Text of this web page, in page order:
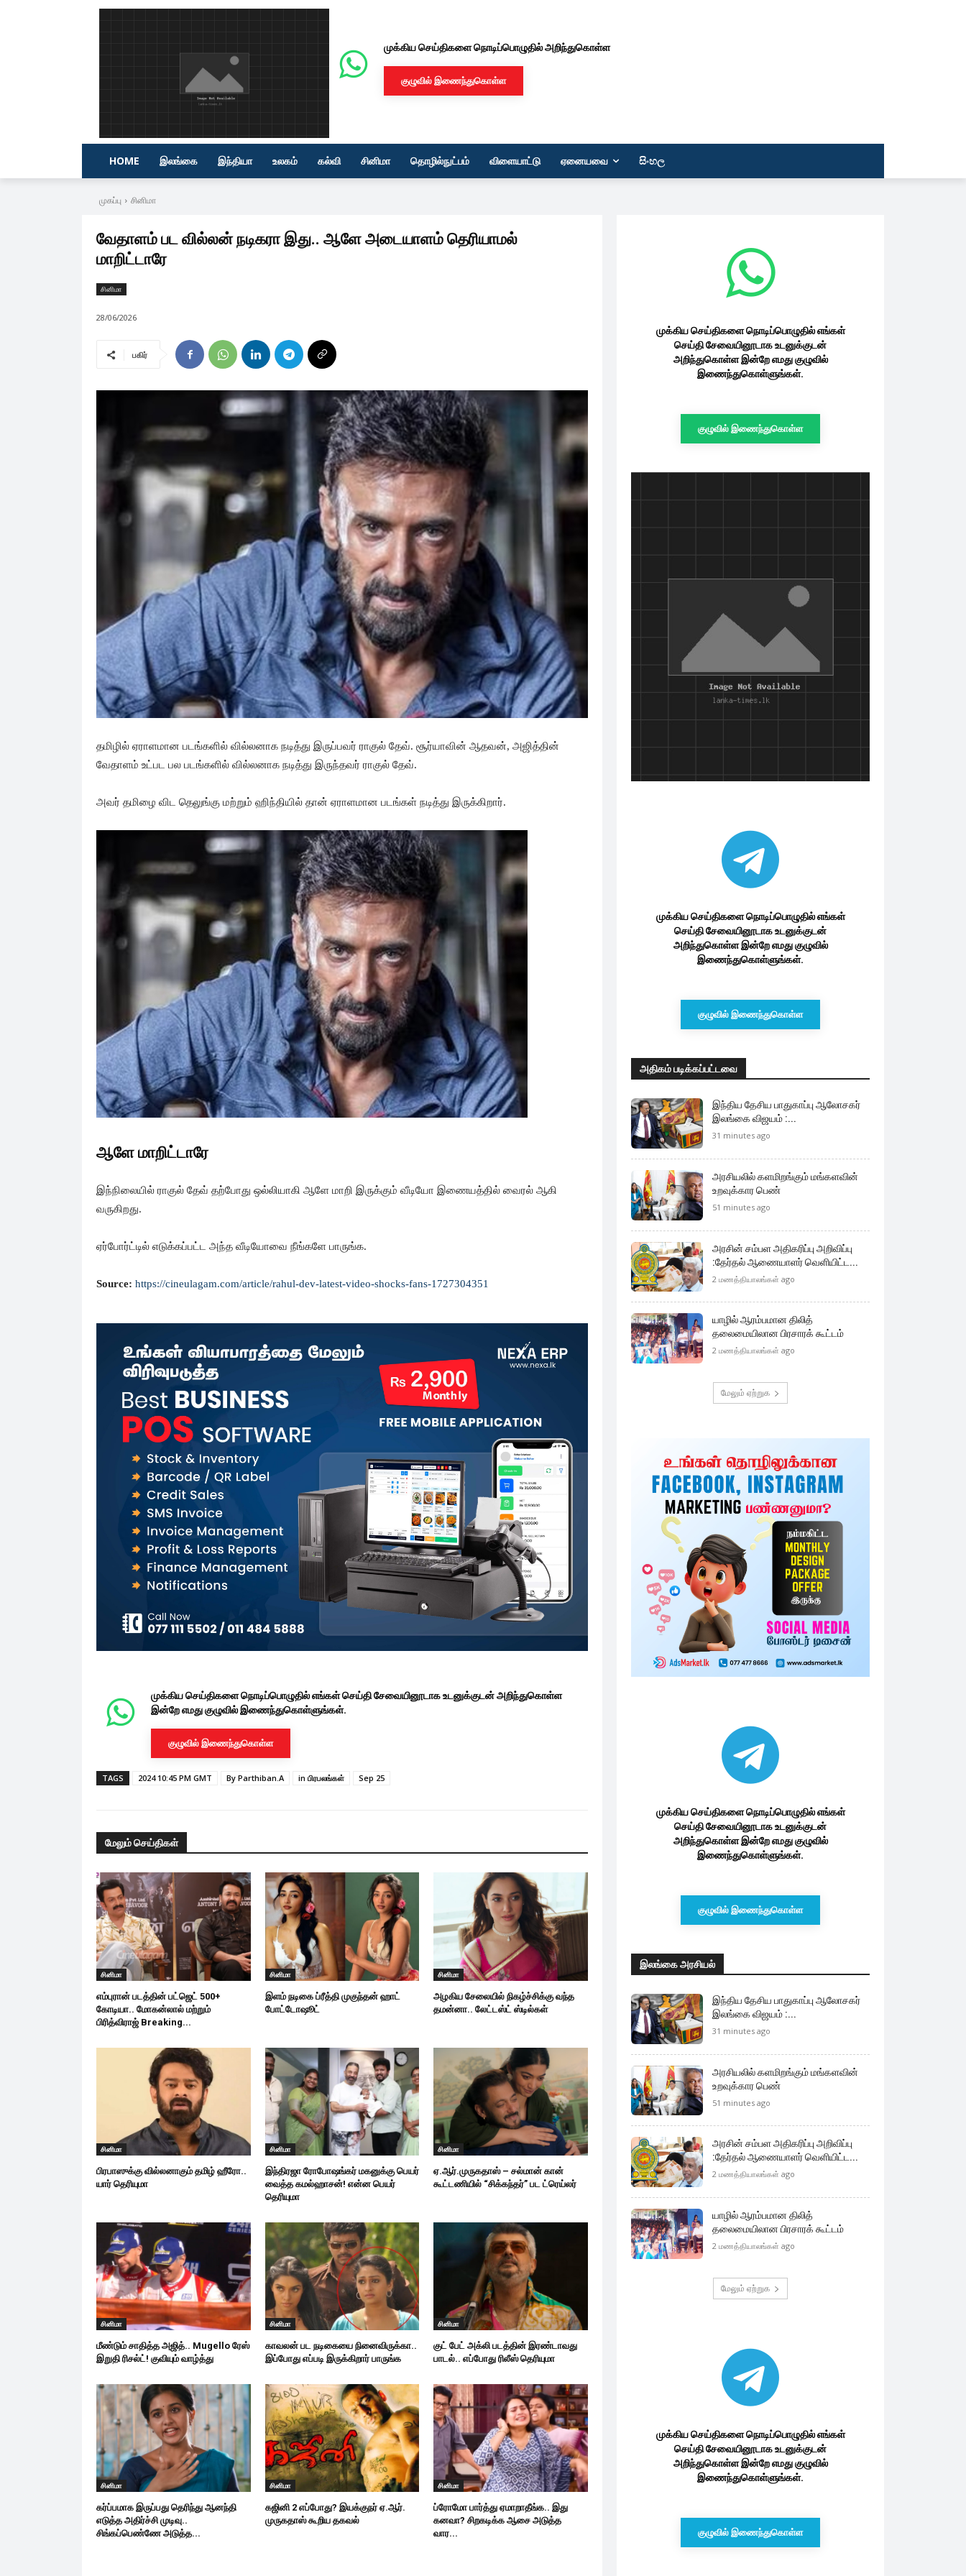
முக்கிய செய்திகளை நொடிப்பொழுதில் அறிந்துகொள்ள
குழுவில் இணைந்துகொள்ள
HOME இலங்கை இந்தியா உலகம் கல்வி சினிமா தொழில்நுட்பம் விளையாட்டு ஏனையவை සිංහල
முகப்பு சினிமா
வேதாளம் பட வில்லன் நடிகரா இது.. ஆளே அடையாளம் தெரியாமல்
மாறிட்டாரே
சினிமா
28/06/2026
பகிர்
தமிழில் ஏராளமான படங்களில் வில்லனாக நடித்து இருப்பவர் ராகுல் தேவ். சூர்யாவின் ஆதவன், அஜித்தின்
வேதாளம் உட்பட பல படங்களில் வில்லனாக நடித்து இருந்தவர் ராகுல் தேவ்.
அவர் தமிழை விட தெலுங்கு மற்றும் ஹிந்தியில் தான் ஏராளமான படங்கள் நடித்து இருக்கிறார்.
ஆளே மாறிட்டாரே
இந்நிலையில் ராகுல் தேவ் தற்போது ஒல்லியாகி ஆளே மாறி இருக்கும் வீடியோ இணையத்தில் வைரல் ஆகி
வருகிறது.
ஏர்போர்ட்டில் எடுக்கப்பட்ட அந்த வீடியோவை நீங்களே பாருங்க.
Source: https://cineulagam.com/article/rahul-dev-latest-video-shocks-fans-1727304351
முக்கிய செய்திகளை நொடிப்பொழுதில் எங்கள் செய்தி சேவையினூடாக உடனுக்குடன் அறிந்துகொள்ள
இன்றே எமது குழுவில் இணைந்துகொள்ளுங்கள்.
குழுவில் இணைந்துகொள்ள
TAGS 2024 10:45 PM GMT By Parthiban.A in பிரபலங்கள் Sep 25
மேலும் செய்திகள்
சினிமா
எம்புரான் படத்தின் பட்ஜெட் 500+
கோடியா.. மோகன்லால் மற்றும்
பிரித்விராஜ் Breaking...
சினிமா
இளம் நடிகை ப்ரீத்தி முகுந்தன் ஹாட்
போட்டோஷூட்
சினிமா
அழகிய சேலையில் நிகழ்ச்சிக்கு வந்த
தமன்னா.. லேட்டஸ்ட் ஸ்டில்கள்
சினிமா
பிரபாஸுக்கு வில்லனாகும் தமிழ் ஹீரோ..
யார் தெரியுமா
சினிமா
இந்திரஜா ரோபோஷங்கர் மகனுக்கு பெயர்
வைத்த கமல்ஹாசன்! என்ன பெயர்
தெரியுமா
சினிமா
ஏ.ஆர்.முருகதாஸ் – சல்மான் கான்
கூட்டணியில் “சிக்கந்தர்” பட ட்ரெய்லர்
சினிமா
மீண்டும் சாதித்த அஜித்.. Mugello ரேஸ்
இறுதி ரிசல்ட்! குவியும் வாழ்த்து
சினிமா
காவலன் பட நடிகையை நினைவிருக்கா..
இப்போது எப்படி இருக்கிறார் பாருங்க
சினிமா
குட் பேட் அக்லி படத்தின் இரண்டாவது
பாடல்.. எப்போது ரிலீஸ் தெரியுமா
சினிமா
கர்ப்பமாக இருப்பது தெரிந்து ஆனந்தி
எடுத்த அதிர்ச்சி முடிவு..
சிங்கப்பெண்ணே அடுத்த...
சினிமா
கஜினி 2 எப்போது? இயக்குநர் ஏ.ஆர்.
முருகதாஸ் கூறிய தகவல்
சினிமா
ப்ரோமோ பார்த்து ஏமாறாதீங்க.. இது
கனவா? சிறகடிக்க ஆசை அடுத்த
வார...
முக்கிய செய்திகளை நொடிப்பொழுதில் எங்கள்
செய்தி சேவையினூடாக உடனுக்குடன்
அறிந்துகொள்ள இன்றே எமது குழுவில்
இணைந்துகொள்ளுங்கள்.
குழுவில் இணைந்துகொள்ள
முக்கிய செய்திகளை நொடிப்பொழுதில் எங்கள்
செய்தி சேவையினூடாக உடனுக்குடன்
அறிந்துகொள்ள இன்றே எமது குழுவில்
இணைந்துகொள்ளுங்கள்.
குழுவில் இணைந்துகொள்ள
அதிகம் படிக்கப்பட்டவை
இந்திய தேசிய பாதுகாப்பு ஆலோசகர்
இலங்கை விஜயம் :...
31 minutes ago
அரசியலில் களமிறங்கும் மங்களவின்
உறவுக்கார பெண்
51 minutes ago
அரசின் சம்பள அதிகரிப்பு அறிவிப்பு
:தேர்தல் ஆணையாளர் வெளியிட்ட...
2 மணத்தியாலங்கள் ago
யாழில் ஆரம்பமான திலித்
தலைமையிலான பிரசாரக் கூட்டம்
2 மணத்தியாலங்கள் ago
மேலும் ஏற்றுக
முக்கிய செய்திகளை நொடிப்பொழுதில் எங்கள்
செய்தி சேவையினூடாக உடனுக்குடன்
அறிந்துகொள்ள இன்றே எமது குழுவில்
இணைந்துகொள்ளுங்கள்.
குழுவில் இணைந்துகொள்ள
இலங்கை அரசியல்
இந்திய தேசிய பாதுகாப்பு ஆலோசகர்
இலங்கை விஜயம் :...
31 minutes ago
அரசியலில் களமிறங்கும் மங்களவின்
உறவுக்கார பெண்
51 minutes ago
அரசின் சம்பள அதிகரிப்பு அறிவிப்பு
:தேர்தல் ஆணையாளர் வெளியிட்ட...
2 மணத்தியாலங்கள் ago
யாழில் ஆரம்பமான திலித்
தலைமையிலான பிரசாரக் கூட்டம்
2 மணத்தியாலங்கள் ago
மேலும் ஏற்றுக
முக்கிய செய்திகளை நொடிப்பொழுதில் எங்கள்
செய்தி சேவையினூடாக உடனுக்குடன்
அறிந்துகொள்ள இன்றே எமது குழுவில்
இணைந்துகொள்ளுங்கள்.
குழுவில் இணைந்துகொள்ள